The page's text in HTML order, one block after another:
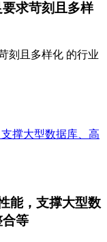
求苛刻且多样
刻且多样化 的行业
撑大型数据库、高
能，支撑大型数
等